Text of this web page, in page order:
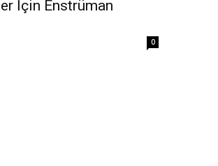
İçin Enstrüman
0